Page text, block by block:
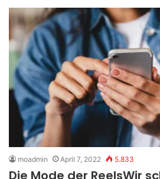
moadmin April 7, 2022 5.833
Die Mode der ReelsWir